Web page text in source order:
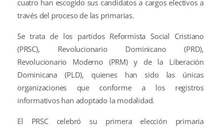
cuatro han escogido sus candidatos a cargos electivos a
través del proceso de las primarias.
Se trata de los partidos Reformista Social Cristiano
(PRSC), Revolucionario Dominicano (PRD),
Revolucionario Moderno (PRM) y de la Liberación
Dominicana (PLD), quienes han sido las únicas
organizaciones que conforme a los registros
informativos han adoptado la modalidad.
El PRSC celebró su primera elección primaria